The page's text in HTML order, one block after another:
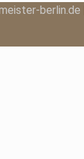
berlin.de |